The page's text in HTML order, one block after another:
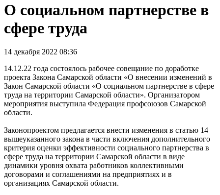
О социальном партнерстве в
сфере труда
14 декабря 2022 08:36
14.12.22 года состоялось рабочее совещание по доработке
проекта Закона Самарской области «О внесении изменений в
Закон Самарской области «О социальном партнерстве в сфере
труда на территории Самарской области». Организатором
мероприятия выступила Федерация профсоюзов Самарской
области.
Законопроектом предлагается внести изменения в статью 14
вышеуказанного закона в части включения дополнительного
критерия оценки эффективности социального партнерства в
сфере труда на территории Самарской области в виде
динамики уровня охвата работников коллективными
договорами и соглашениями на предприятиях и в
организациях Самарской области.